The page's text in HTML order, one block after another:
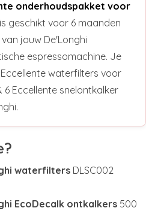
onderhoudspakket voor
is geschikt voor 6 maanden
jouw De'Longhi
espressomachine. Je
waterfilters voor
6 Eccellente snelontkalker
waterfilters DLSC002
EcoDecalk ontkalkers 500